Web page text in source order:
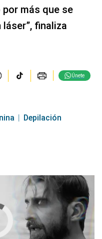
más que se
finaliza
Únete
Depilación